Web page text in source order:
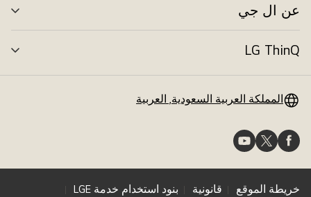
عن ال جي
LG ThinQ
المملكة العربية السعودية, العربية
خريطة الموقع قانونية
بنود استخدام خدمة LGE